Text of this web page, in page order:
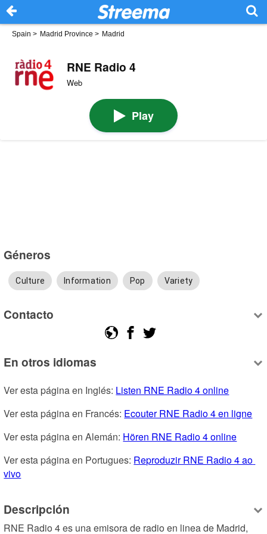
Spain > Madrid Province > Madrid
RNE Radio 4
Web
Play
Géneros
Culture Information Pop Variety
Contacto
En otros idiomas
Ver esta página en Inglés: Listen RNE Radio 4 online
Ver esta página en Francés: Ecouter RNE Radio 4 en ligne
Ver esta página en Alemán: Hören RNE Radio 4 online
Ver esta página en Portugues: Reproduzir RNE Radio 4 ao
vivo
Descripción
RNE Radio 4 es una emisora de radio en linea de Madrid,